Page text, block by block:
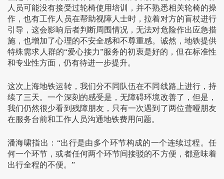
人员可能没有接受过轮椅使用培训，并不熟悉相关轮椅的操
作，也有工作人员在帮助视障人士时，拉着对方的盲杖进行
引导，这会影响后者判断周围情况，无法对危险作出应急措
施，也增加了心理的不安全感和不尊重感。诚然，地铁提供
特殊需求人群的“爱心接力”服务的初衷是好的，但在标准性
和专业性方面，仍有待进一步提升。
这次上海地铁运转，我们分不同队伍在不同线路上进行，持
续了三天。一个深刻的感受是，无障碍环境改善了，但是，
我们仍然很少看到残障朋友，只有一次遇到了两位聋哑朋友
在服务台前和工作人员沟通地铁费用问题。
潘海啸指出：“出行是由多个环节构成的一个连续过程。任
何一个环节，或者任何两个环节间接驳的不方便，都意味着
出行全程的不便。”